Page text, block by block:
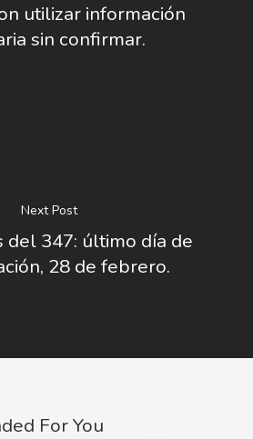
utilizar información
sin confirmar.
Next Post
del 347: último día de
28 de febrero.
For You